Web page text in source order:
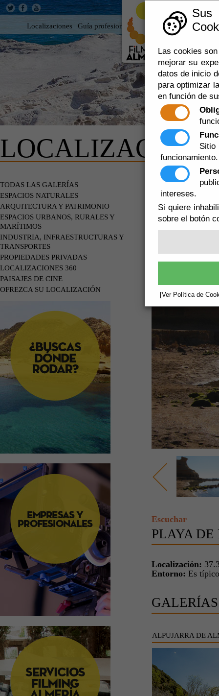
Las cookies
mejorar su
datos de inicio
para optimizar
en función de
funcionamiento.
intereses.
Si quiere
sobre el botón
[Ver Política de
Localizaciones Guía profesional Rodar en Almería 360
TODAS LAS GALERÍAS
ESPACIOS NATURALES
ARQUITECTURA Y PATRIMONIO
ESPACIOS URBANOS, RURALES Y
MARÍTIMOS
INDUSTRIA, INFRAESTRUCTURAS Y
TRANSPORTES
PROPIEDADES PRIVADAS
LOCALIZACIONES 360
PAISAJES DE CINE
OFREZCA SU LOCALIZACIÓN
Escuchar
PLAYA DE
Localización:
Entorno: Es
ALPUJARRA DE